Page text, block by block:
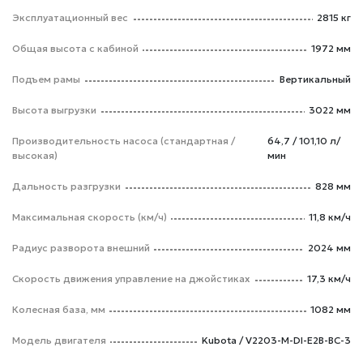
Эксплуатационный вес 2815 кг
Общая высота с кабиной 1972 мм
Подъем рамы Вертикальный
Высота выгрузки 3022 мм
Производительность насоса (стандартная /
высокая)
64,7 / 101,10 л/
мин
Дальность разгрузки 828 мм
Максимальная скорость (км/ч) 11,8 км/ч
Радиус разворота внешний 2024 мм
Скорость движения управление на джойстиках 17,3 км/ч
Колесная база, мм 1082 мм
Модель двигателя Kubota / V2203-M-DI-E2B-BC-3